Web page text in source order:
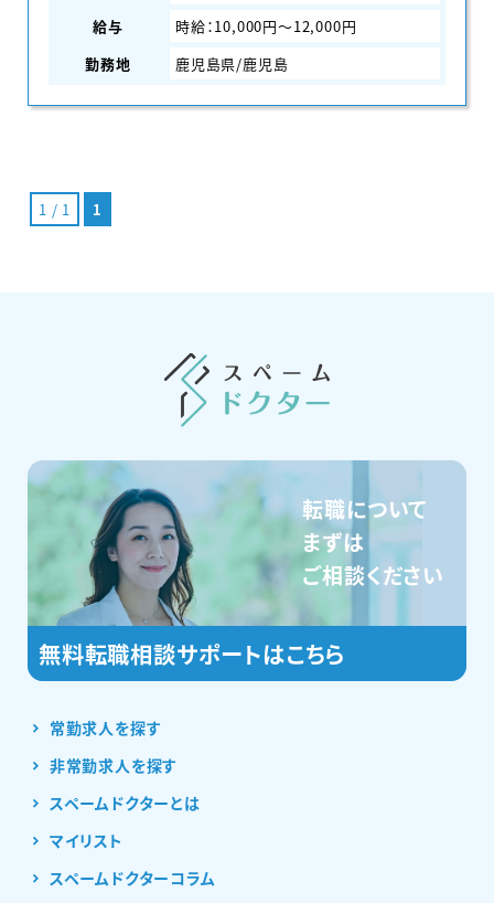
給与
時給：10,000円〜12,000円
勤務地
鹿児島県/鹿児島
1 / 1 1
常勤求人を探す
非常勤求人を探す
スペームドクターとは
マイリスト
スペームドクターコラム
転職について
まずは
ご相談ください